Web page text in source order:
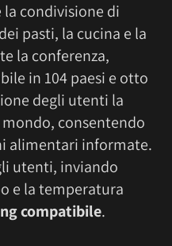
la condivisione di
pasti, la cucina e la
la conferenza,
in 104 paesi e otto
degli utenti la
consentendo
alimentari informate.
utenti, inviando
e la temperatura
compatibile.